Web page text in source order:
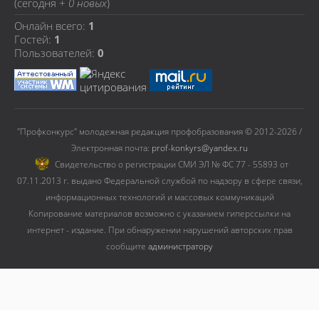
(сегодня + 0 новых)
Онлайн всего: 1
Гостей: 1
Пользователей: 0
"Профконкурс" молодежная редакция профобразования © 2012-2026 /
Электронная почта: prof-konkyrs@yandex.ru
Cвидетельство о регистрации СМИ ЭЛ № ФС 77 - 55893 от
07.11.2013 г. выдано Федеральной службой по надзору в сфере связи,
информационных технологий и массовых коммуникаций
Копирование материалов возможно с указанием гиперссылки на
интернет - издание. При обнаружении нарушений авторских прав
сообщите администратору